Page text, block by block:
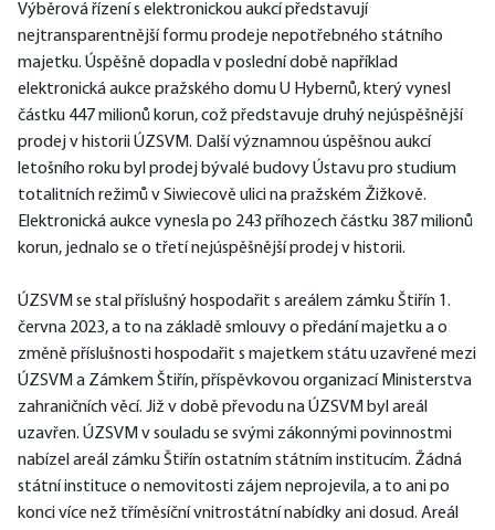
Výběrová řízení s elektronickou aukcí představují
nejtransparentnější formu prodeje nepotřebného státního
majetku. Úspěšně dopadla v poslední době například
elektronická aukce pražského domu U Hybernů, který vynesl
částku 447 milionů korun, což představuje druhý nejúspěšnější
prodej v historii ÚZSVM. Další významnou úspěšnou aukcí
letošního roku byl prodej bývalé budovy Ústavu pro studium
totalitních režimů v Siwiecově ulici na pražském Žižkově.
Elektronická aukce vynesla po 243 příhozech částku 387 milionů
korun, jednalo se o třetí nejúspěšnější prodej v historii.
ÚZSVM se stal příslušný hospodařit s areálem zámku Štiřín 1.
června 2023, a to na základě smlouvy o předání majetku a o
změně příslušnosti hospodařit s majetkem státu uzavřené mezi
ÚZSVM a Zámkem Štiřín, příspěvkovou organizací Ministerstva
zahraničních věcí. Již v době převodu na ÚZSVM byl areál
uzavřen. ÚZSVM v souladu se svými zákonnými povinnostmi
nabízel areál zámku Štiřín ostatním státním institucím. Žádná
státní instituce o nemovitosti zájem neprojevila, a to ani po
konci více než tříměsíční vnitrostátní nabídky ani dosud. Areál